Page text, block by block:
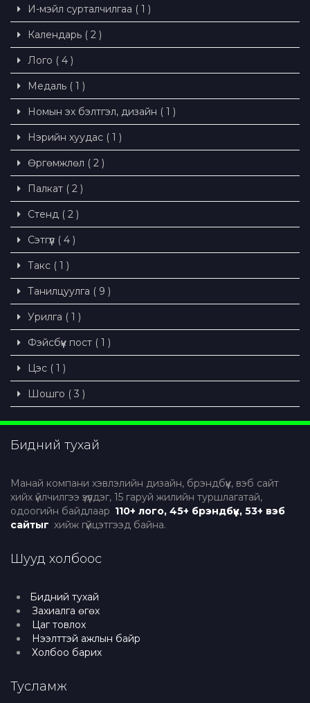
И-мэйл сурталчилгаа ( 1 )
Календарь ( 2 )
Лого ( 4 )
Медаль ( 1 )
Номын эх бэлтгэл, дизайн ( 1 )
Нэрийн хуудас ( 1 )
Өргөмжлөл ( 2 )
Палкат ( 2 )
Стенд ( 2 )
Сэтгүүл ( 4 )
Такс ( 1 )
Танилцуулга ( 9 )
Урилга ( 1 )
Фэйсбүүк пост ( 1 )
Цэс ( 1 )
Шошго ( 3 )
Бидний тухай
Манай компани хэвлэлийн дизайн, брэндбүүк, вэб сайт
хийх үйлчилгээ үзүүлдэг, 15 гаруй жилийн туршлагатай,
одоогийн байдлаар 110+ лого, 45+ брэндбүүк, 53+ вэб
сайтыг хийж гүйцэтгээд байна.
Шууд холбоос
Бидний тухай
Захиалга өгөх
Цаг товлох
Нээлттэй ажлын байр
Холбоо барих
Тусламж